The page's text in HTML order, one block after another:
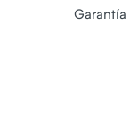
Garantía